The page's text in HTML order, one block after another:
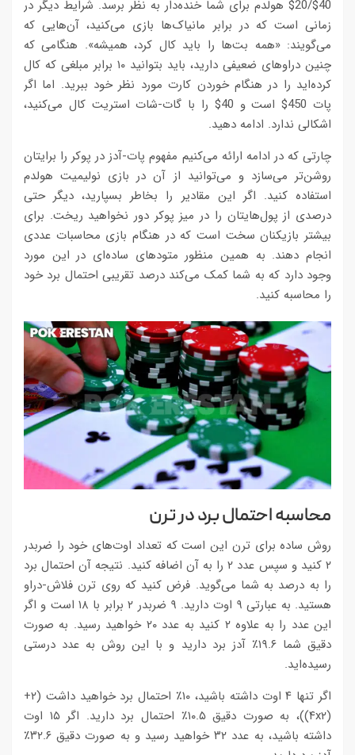
40$/20$ هولدم برای شما خنده‌دار به نظر برسد. شرایط دیگر در
زمانی است که در برابر مانیاک‌ها بازی می‌کنید، آن‌هایی که
می‌گویند: «همه بت‌ها را باید کال کرد، همیشه». هنگامی که
چنین دراوهای ضعیفی دارید، باید بتوانید ۱۰ برابر مبلغی که کال
کرده‌اید را در هنگام خوردن کارت مورد نظر خود ببرید. اما اگر
پات 450$ است و 40$ را با گات-شات استریت کال می‌کنید،
اشکالی ندارد. ادامه دهید.
چارتی که در ادامه ارائه می‌کنیم مفهوم پات-آدز در پوکر را برایتان
روشن‌تر می‌سازد و می‌توانید از آن در بازی نولیمیت هولدم
استفاده کنید. اگر این مقادیر را بخاطر بسپارید، دیگر حتی
درصدی از پول‌هایتان را در میز پوکر دور نخواهید ریخت. برای
بیشتر بازیکنان سخت است که در هنگام بازی محاسبات عددی
انجام دهند. به همین منظور متودهای ساده‌ای در این مورد
وجود دارد که به شما کمک می‌کند درصد تقریبی احتمال برد خود
را محاسبه کنید.
محاسبه احتمال برد در ترن
روش ساده برای ترن این است که تعداد اوت‌های خود را ضربدر
۲ کنید و سپس عدد ۲ را به آن اضافه کنید. نتیجه آن احتمال برد
را به درصد به شما می‌گوید. فرض کنید که روی ترن فلاش-دراو
هستید. به عبارتی ۹ اوت دارید. ۹ ضربدر ۲ برابر با ۱۸ است و اگر
این عدد را به علاوه ۲ کنید به عدد ۲۰ خواهید رسید. به صورت
دقیق شما ۱۹.۶٪ آدز برد دارید و با این روش به عدد درستی
رسیده‌اید.
اگر تنها ۴ اوت داشته باشید، ۱۰٪ احتمال برد خواهید داشت (۲+
(۴x۲))، به صورت دقیق ۱۰.۵٪ احتمال برد دارید. اگر ۱۵ اوت
داشته باشید، به عدد ۳۲ خواهید رسید و به صورت دقیق ۳۲.۶٪